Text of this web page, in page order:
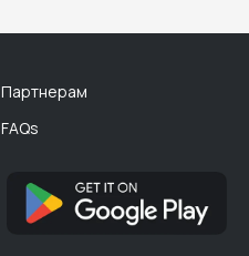
Партнерам
FAQs